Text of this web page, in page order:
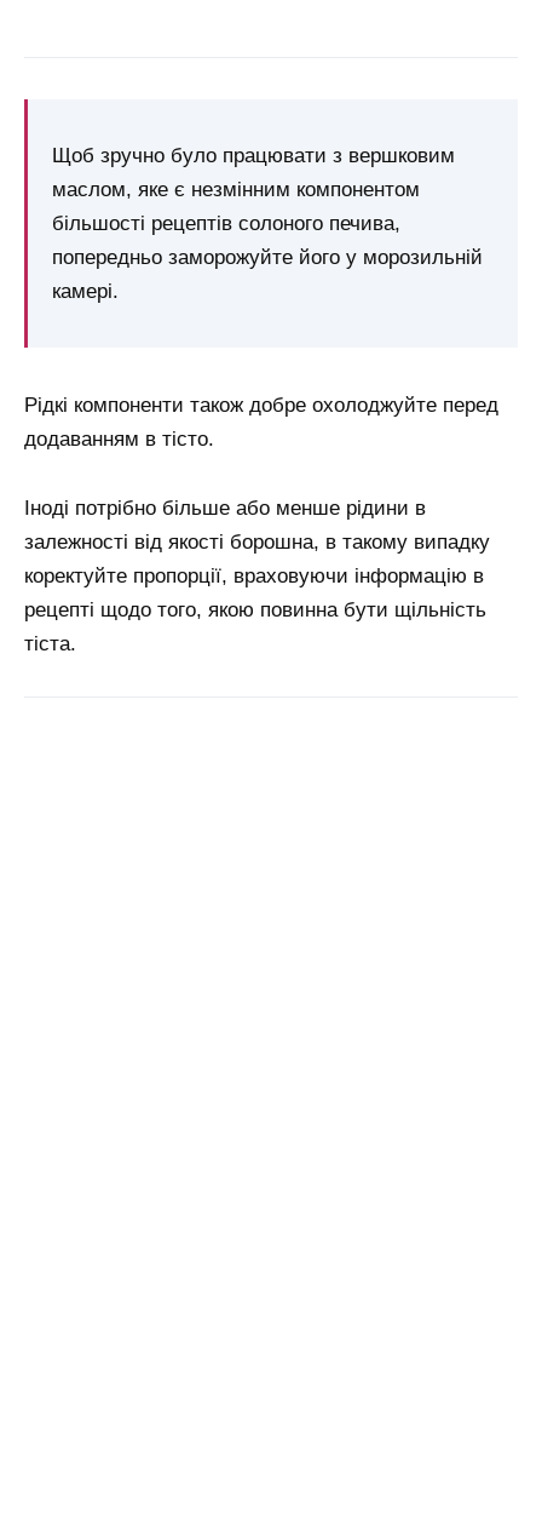
Щоб зручно було працювати з вершковим
маслом, яке є незмінним компонентом
більшості рецептів солоного печива,
попередньо заморожуйте його у морозильній
камері.
Рідкі компоненти також добре охолоджуйте перед
додаванням в тісто.
Іноді потрібно більше або менше рідини в
залежності від якості борошна, в такому випадку
коректуйте пропорції, враховуючи інформацію в
рецепті щодо того, якою повинна бути щільність
тіста.